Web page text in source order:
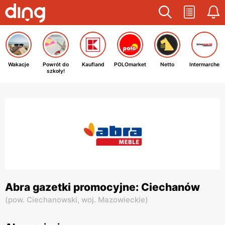
Wakacje
Powrót do
szkoły!
Kaufland POLOmarket Netto Intermarche
Abra gazetki promocyjne: Ciechanów
(pow. Ciechanowski, woj. Mazowieckie)